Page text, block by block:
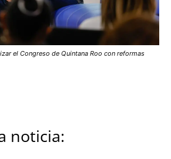
el Congreso de Quintana Roo con reformas
noticia: